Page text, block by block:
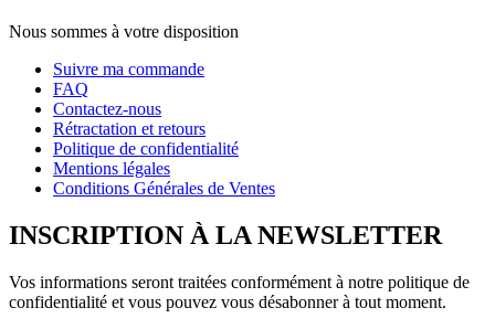
Nous sommes à votre disposition
Suivre ma commande
FAQ
Contactez-nous
Rétractation et retours
Politique de confidentialité
Mentions légales
Conditions Générales de Ventes
INSCRIPTION À LA NEWSLETTER
Vos informations seront traitées conformément à notre politique de
confidentialité et vous pouvez vous désabonner à tout moment.